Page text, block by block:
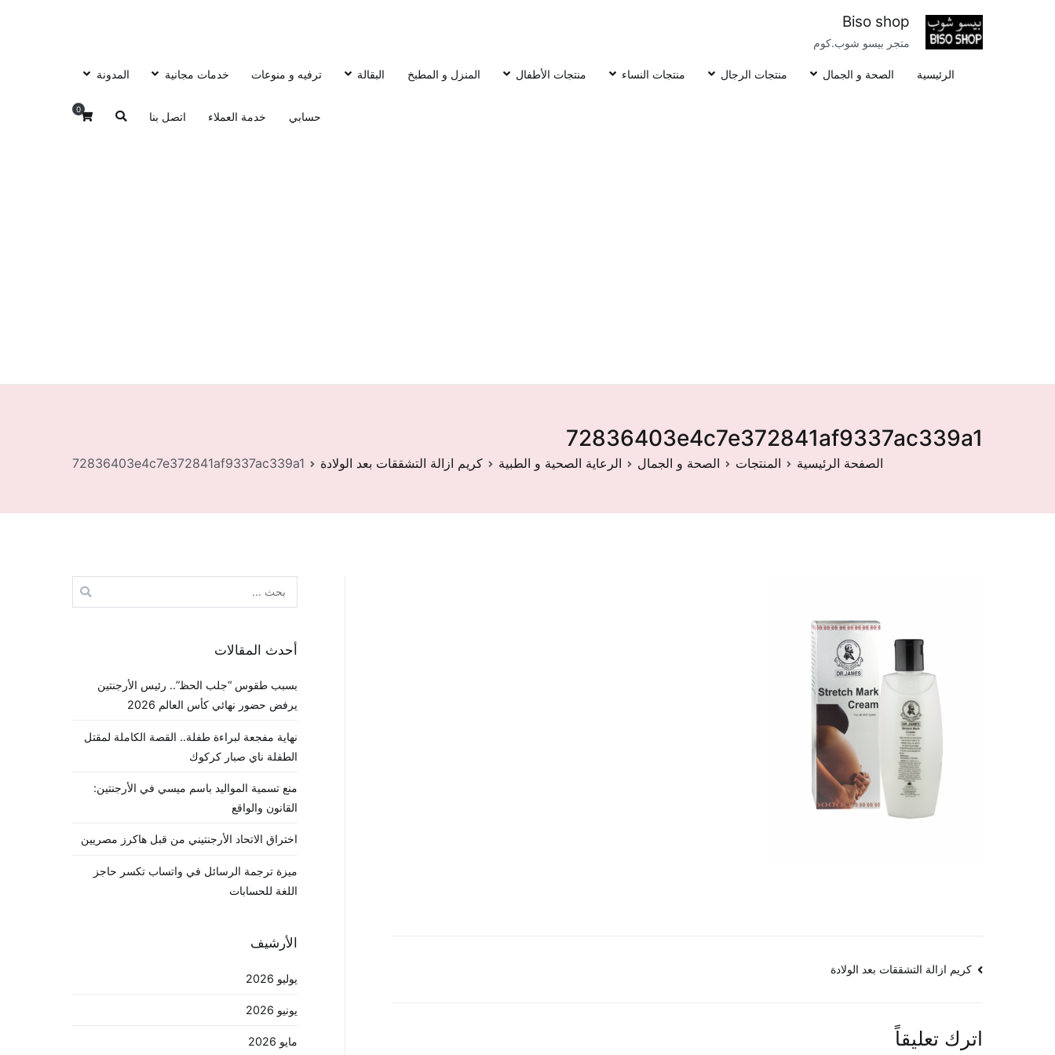
Biso shop
متجر بيسو شوب.كوم
الرئيسية الصحة و الجمال منتجات الرجال منتجات النساء منتجات الأطفال المنزل و المطبخ البقالة ترفيه و منوعات خدمات مجانية المدونة
حسابي خدمة العملاء اتصل بنا
0
72836403e4c7e372841af9337ac339a1
الصفحة الرئيسية المنتجات الصحة و الجمال الرعاية الصحية و الطبية كريم ازالة التشققات بعد الولادة 72836403e4c7e372841af9337ac339a1
تصفّح
كريم ازالة التشققات بعد الولادة
اترك تعليقاً
عن:
أحدث المقالات
بسبب طقوس “جلب الحظ”.. رئيس الأرجنتين
يرفض حضور نهائي كأس العالم 2026
نهاية مفجعة لبراءة طفلة.. القصة الكاملة لمقتل
الطفلة ناي صبار كركوك
منع تسمية المواليد باسم ميسي في الأرجنتين:
القانون والواقع
اختراق الاتحاد الأرجنتيني من قبل هاكرز مصريين
ميزة ترجمة الرسائل في واتساب تكسر حاجز
اللغة للحسابات
الأرشيف
يوليو 2026
يونيو 2026
مايو 2026